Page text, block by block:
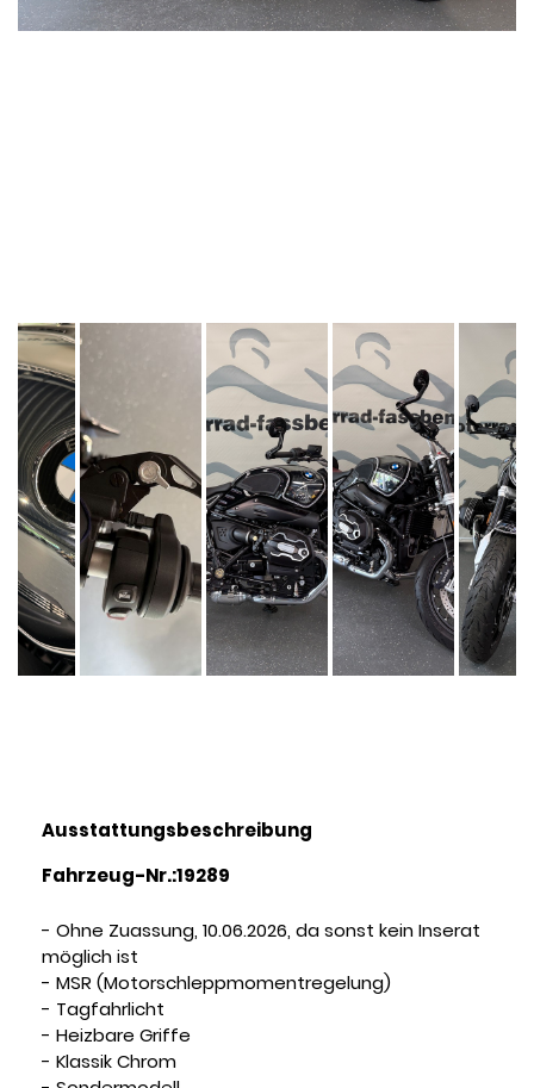
Ausstattungsbeschreibung
Fahrzeug-Nr.:19289
- Ohne Zuassung, 10.06.2026, da sonst kein Inserat
möglich ist
- MSR (Motorschleppmomentregelung)
- Tagfahrlicht
- Heizbare Griffe
- Klassik Chrom